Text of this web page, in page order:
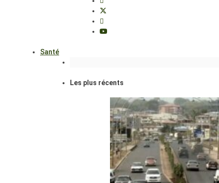
Santé
Les plus récents